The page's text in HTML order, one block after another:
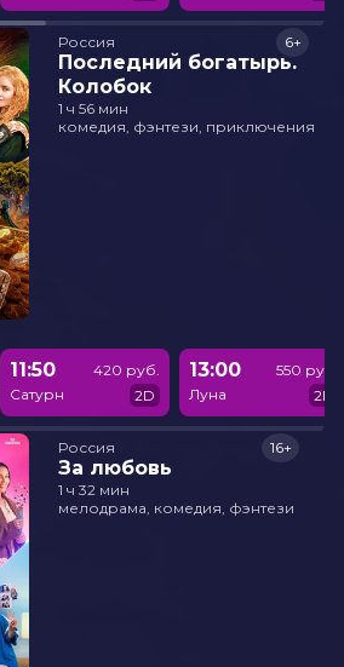
Россия
Последний богатырь.
Колобок
6+
1 ч 56 мин
комедия, фэнтези, приключения
11:50
Сатурн
420 руб.
2D
13:00
Луна
550 руб.
2D
Россия
За любовь
16+
1 ч 32 мин
мелодрама, комедия, фэнтези